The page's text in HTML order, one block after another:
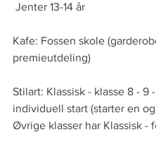
Jenter 13-14 år
Kafe: Fossen skole
premieutdeling)
Stilart: Klassisk - klasse 8 - 9
individuell start (starter en
Øvrige klasser har Klassisk -